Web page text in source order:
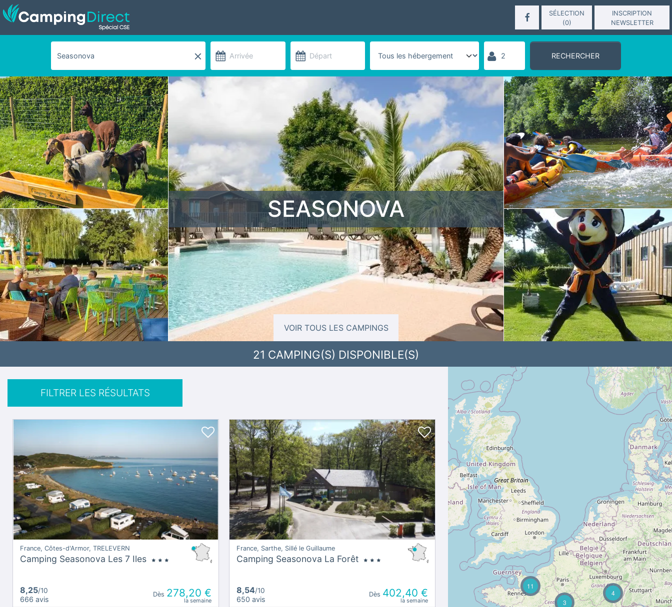
SÉLECTION
(0)
INSCRIPTION
NEWSLETTER
RECHERCHER
VOIR TOUS LES CAMPINGS
SEASONOVA
21 CAMPING(S) DISPONIBLE(S)
3
4
11
FILTRER LES RÉSULTATS
France, Côtes-d'Armor, TRELEVERN
Camping Seasonova Les 7 Iles
8,25/10
666 avis
Dès 278,20 €
la semaine
France, Sarthe, Sillé le Guillaume
Camping Seasonova La Forêt
8,54/10
650 avis
Dès 402,40 €
la semaine